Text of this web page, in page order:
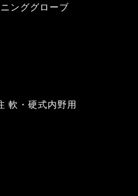
ニンググローブ
軟・硬式内野用